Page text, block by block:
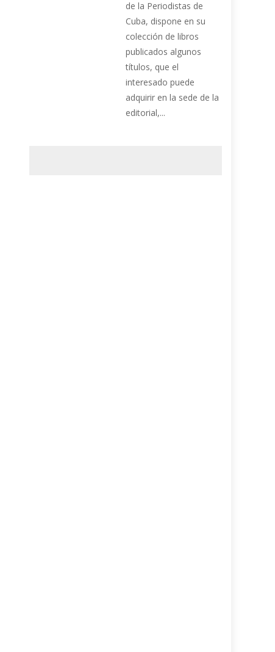
de la Periodistas de
Cuba, dispone en su
colección de libros
publicados algunos
títulos, que el
interesado puede
adquirir en la sede de la
editorial,...